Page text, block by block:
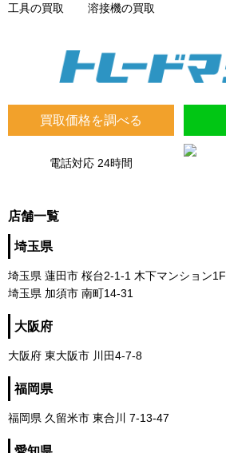
買取価格を調べる
電話対応 24時間
店舗一覧
埼玉県
埼玉県 蓮田市 桜台2-1-1 木下マンション1F
埼玉県 加須市 南町14-31
大阪府
大阪府 東大阪市 川田4-7-8
福岡県
福岡県 久留米市 東合川 7-13-47
工具の買取 溶接機の買取